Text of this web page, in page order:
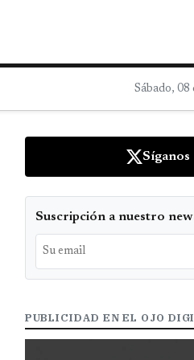
Sábado, 08
Síganos
Suscripción a nuestro
PUBLICIDAD EN EL OJO